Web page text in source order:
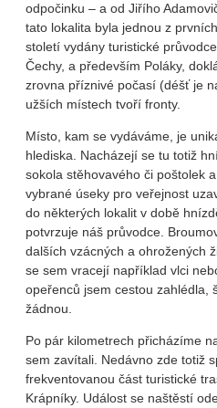
odpočinku – a od Jiřího
tato lokalita byla jednou z
století vydány turistické
Čechy, a především Poláky,
zrovna příznivé počasí (déšť je
užších místech tvoří fronty.
Místo, kam se vydáváme, je
hlediska. Nacházejí se tu totiž
sokola stěhovavého či poštolek
vybrané úseky pro veřejnost
do některých lokalit v době
potvrzuje náš průvodce.
dalších vzácných a ohrožených
se sem vracejí například vlci
opeřenců jsem cestou zahlédla,
žádnou.
Po pár kilometrech přicházíme
sem zavítali. Nedávno zde totiž
frekventovanou část turistické
Krápníky. Událost se naštěstí